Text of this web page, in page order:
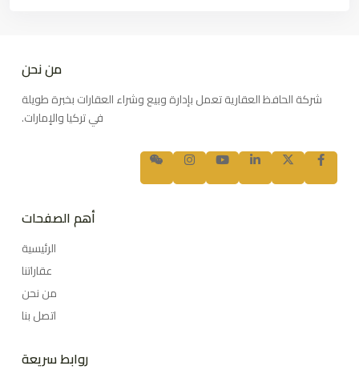
من نحن
شركة الحافظ العقارية تعمل بإدارة وبيع وشراء العقارات بخبرة طويلة
في تركيا والإمارات.
أهم الصفحات
الرئيسية
عقاراتنا
من نحن
اتصل بنا
روابط سريعة